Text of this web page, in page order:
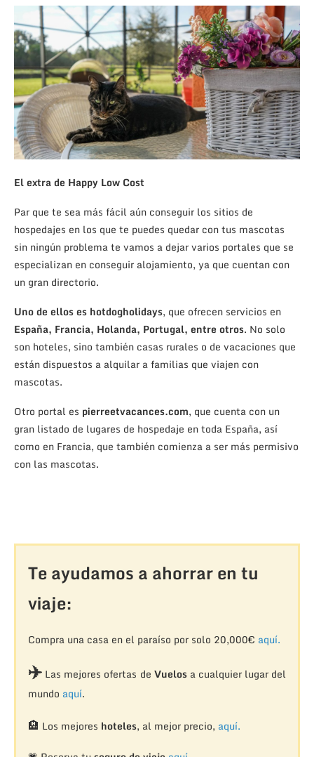
El extra de Happy Low Cost
Par que te sea más fácil aún conseguir los sitios de
hospedajes en los que te puedes quedar con tus mascotas
sin ningún problema te vamos a dejar varios portales que se
especializan en conseguir alojamiento, ya que cuentan con
un gran directorio.
Uno de ellos es hotdogholidays, que ofrecen servicios en
España, Francia, Holanda, Portugal, entre otros. No solo
son hoteles, sino también casas rurales o de vacaciones que
están dispuestos a alquilar a familias que viajen con
mascotas.
Otro portal es pierreetvacances.com, que cuenta con un
gran listado de lugares de hospedaje en toda España, así
como en Francia, que también comienza a ser más permisivo
con las mascotas.
Te ayudamos a ahorrar en tu
viaje:
Compra una casa en el paraíso por solo 20,000€ aquí.
✈️Las mejores ofertas de Vuelosa cualquier lugar del
mundo aquí.
🏨 Los mejores hoteles, al mejor precio, aquí.